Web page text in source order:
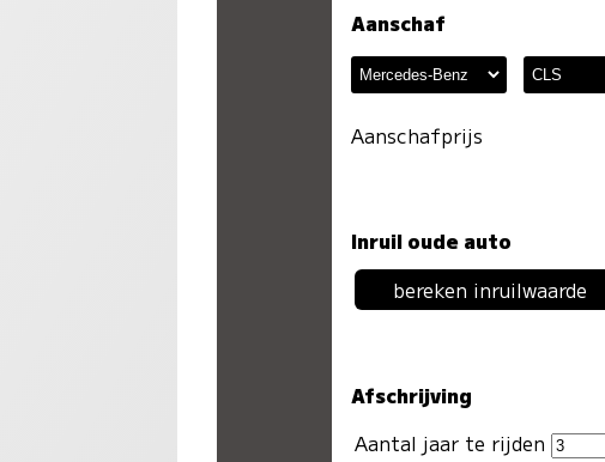
Aanschaf
Aanschafprijs
Inruil oude auto
bereken inruilwaarde
Afschrijving
Aantal jaar te rijden